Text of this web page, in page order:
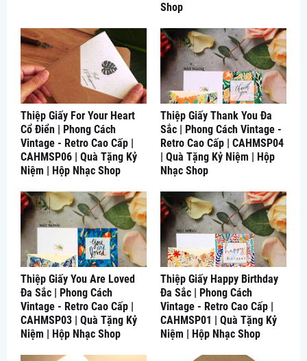
Shop
Thiệp Giấy For Your Heart
Cổ Điển | Phong Cách
Vintage - Retro Cao Cấp |
CAHMSP06 | Quà Tặng Kỷ
Niệm | Hộp Nhạc Shop
Thiệp Giấy Thank You Đa
Sắc | Phong Cách Vintage -
Retro Cao Cấp | CAHMSP04
| Quà Tặng Kỷ Niệm | Hộp
Nhạc Shop
Thiệp Giấy You Are Loved
Đa Sắc | Phong Cách
Vintage - Retro Cao Cấp |
CAHMSP03 | Quà Tặng Kỷ
Niệm | Hộp Nhạc Shop
Thiệp Giấy Happy Birthday
Đa Sắc | Phong Cách
Vintage - Retro Cao Cấp |
CAHMSP01 | Quà Tặng Kỷ
Niệm | Hộp Nhạc Shop